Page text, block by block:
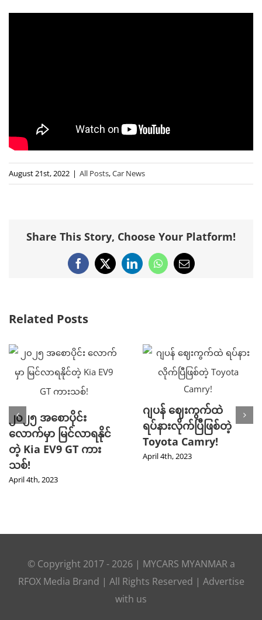
August 21st, 2022 | All Posts,Car News
Share This Story, Choose Your Platform!
Facebook
X LinkedInWhatsApp
Email
Related Posts
၂၀၂၅ အစောပိုင်း
လောက်မှာ မြင်လာရနိုင်
တဲ့ Kia EV9 GT ကား
သစ်!
April 4th, 2023
ဂျပန် ဈေးကွက်ထဲ
ရပ်နားလိုက်ပြီဖြစ်တဲ့
Toyota Camry!
April 4th, 2023
© Copyright 2017 - 2026 | MYCARS MYANMARa
RFOX Media Brand | All Rights Reserved | Advertise
with us